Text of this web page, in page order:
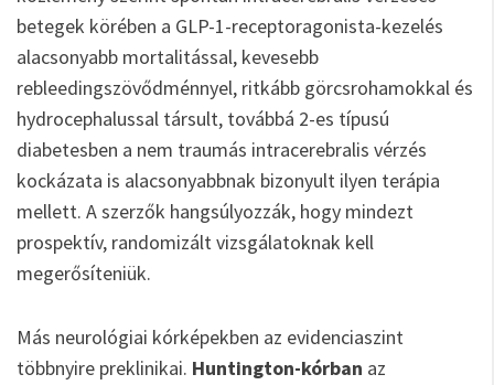
betegek körében a GLP-1-receptoragonista-kezelés
alacsonyabb mortalitással, kevesebb
rebleedingszövődménnyel, ritkább görcsrohamokkal és
hydrocephalussal társult, továbbá 2-es típusú
diabetesben a nem traumás intracerebralis vérzés
kockázata is alacsonyabbnak bizonyult ilyen terápia
mellett. A szerzők hangsúlyozzák, hogy mindezt
prospektív, randomizált vizsgálatoknak kell
megerősíteniük.
Más neurológiai kórképekben az evidenciaszint
többnyire preklinikai. Huntington-kórban az